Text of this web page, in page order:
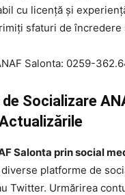
cu licență și
sfaturi de încredere
Salonta: 0259-
Socializare
Salonta prin social
platforme de
Twitter. Urmărirea